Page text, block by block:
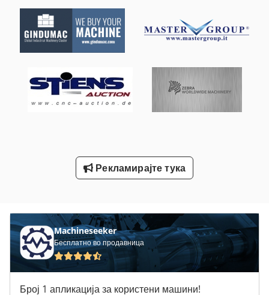
Машина За Лепење Приврзок
Машина За Лепчиња
Машина За Сечење На Агли
Машина За Сечење На Кров
Фреза Во Швајцарија
Рекламирајте тука
Machineseeker
Бесплатно во продавница
Број 1 апликација за користени машини!